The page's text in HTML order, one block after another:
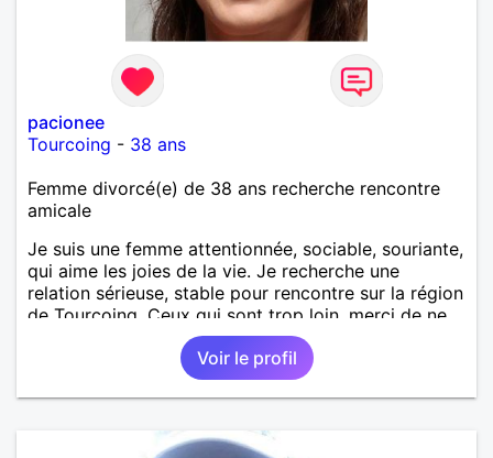
pacionee
Tourcoing - 38 ans
Femme divorcé(e) de 38 ans recherche rencontre
amicale
Je suis une femme attentionnée, sociable, souriante,
qui aime les joies de la vie. Je recherche une
relation sérieuse, stable pour rencontre sur la région
de Tourcoing. Ceux qui sont trop loin, merci de ne
pas me contacter et pour les autres je ne
manquerais pas de vous répondre et ce sera avec
Voir le profil